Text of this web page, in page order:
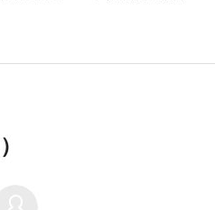
）